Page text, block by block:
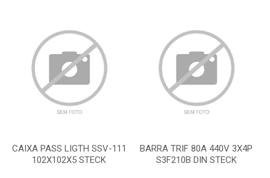
CAIXA PASS LIGTH SSV-111
102X102X5 STECK
BARRA TRIF 80A 440V 3X4P
S3F210B DIN STECK